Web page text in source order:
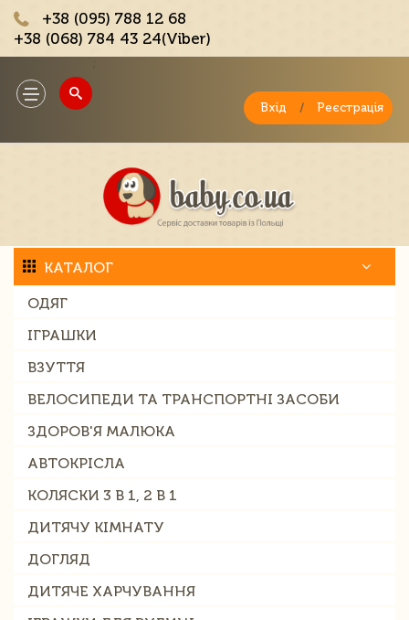
+38 (095) 788 12 68
+38 (068) 784 43 24(Viber)
Toggle
navigation
Вхід / Реєстрація
КАТАЛОГ
ОДЯГ
ІГРАШКИ
ВЗУТТЯ
ВЕЛОСИПЕДИ ТА ТРАНСПОРТНІ ЗАСОБИ
ЗДОРОВ'Я МАЛЮКА
АВТОКРІСЛА
КОЛЯСКИ 3 В 1, 2 В 1
ДИТЯЧУ КІМНАТУ
ДОГЛЯД
ДИТЯЧЕ ХАРЧУВАННЯ